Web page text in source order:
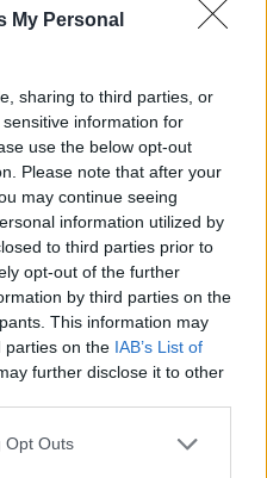
My Personal
sharing to third parties, or
information for
use the below opt-out
Please note that after your
may continue seeing
information utilized by
to third parties prior to
opt-out of the further
by third parties on the
This information may
parties on the IAB’s List of
further disclose it to other
Opt Outs
z migrantami to kolejna
ofiary, "sami się o to
"ciapaci". Tak,
tak działa
czasem
wypisać, bo chce się
łaknęli informacji o
w cieniu, mimo że